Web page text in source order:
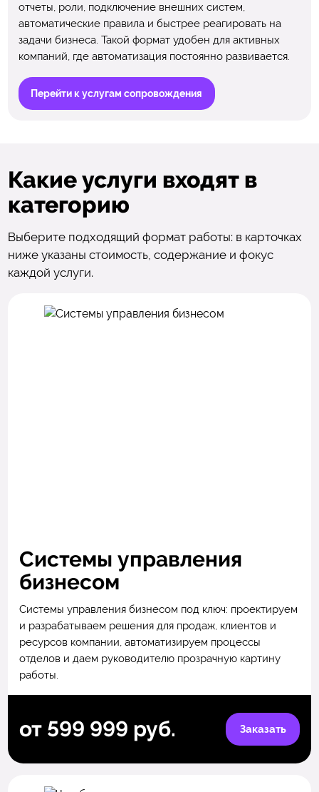
отчеты, роли, подключение внешних систем,
автоматические правила и быстрее реагировать на
задачи бизнеса. Такой формат удобен для активных
компаний, где автоматизация постоянно развивается.
Перейти к услугам сопровождения
Какие услуги входят в
категорию
Выберите подходящий формат работы: в карточках
ниже указаны стоимость, содержание и фокус
каждой услуги.
Системы управления
бизнесом
Системы управления бизнесом под ключ: проектируем
и разрабатываем решения для продаж, клиентов и
ресурсов компании, автоматизируем процессы
отделов и даем руководителю прозрачную картину
работы.
от 599 999 руб. Заказать